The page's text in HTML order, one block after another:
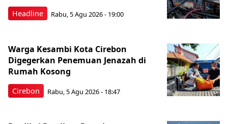
Headline Rabu, 5 Agu 2026 - 19:00
Cirebon
Warga Kesambi Kota Cirebon
Digegerkan Penemuan Jenazah di
Rumah Kosong
Rabu, 5 Agu 2026 - 18:47